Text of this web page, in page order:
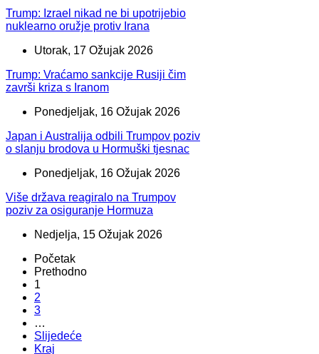
Trump: Izrael nikad ne bi upotrijebio
nuklearno oružje protiv Irana
Utorak, 17 Ožujak 2026
Trump: Vraćamo sankcije Rusiji čim
završi kriza s Iranom
Ponedjeljak, 16 Ožujak 2026
Japan i Australija odbili Trumpov poziv
o slanju brodova u Hormuški tjesnac
Ponedjeljak, 16 Ožujak 2026
Više država reagiralo na Trumpov
poziv za osiguranje Hormuza
Nedjelja, 15 Ožujak 2026
Početak
Prethodno
1
2
3
…
Slijedeće
Kraj